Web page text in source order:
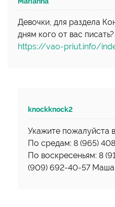
Девочки, для раздела
дням кого от вас писать?
https://vao-priut.info/
knockknock2
Укажите пожалуйста
По средам: 8 (965)
По воскресеньям: 8
(909) 692-40-57 Маша